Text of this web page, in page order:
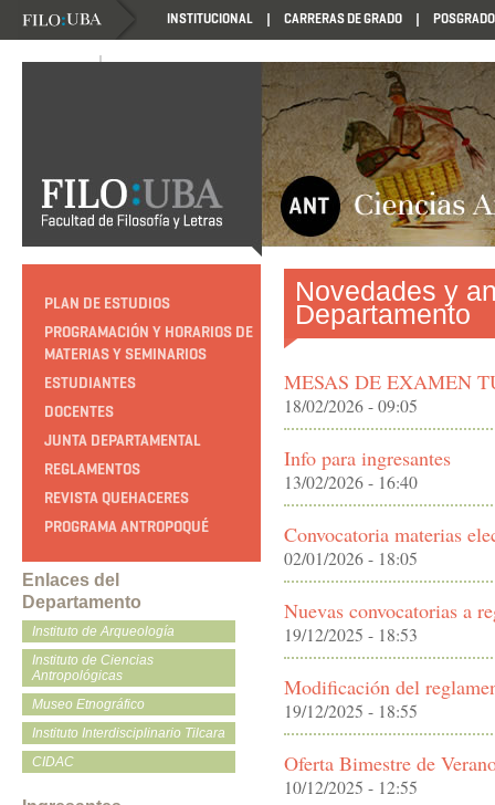
INSTITUCIONAL CARRERAS DE GRADO POSGRADO
NOVEDADES NOVEDADES
PLAN DE ESTUDIOS
PROGRAMACIÓN Y HORARIOS DE
MATERIAS Y SEMINARIOS
ESTUDIANTES
DOCENTES
JUNTA DEPARTAMENTAL
REGLAMENTOS
REVISTA QUEHACERES
PROGRAMA ANTROPOQUÉ
Enlaces del
Departamento
Instituto de Arqueología
Instituto de Ciencias
Antropológicas
Museo Etnográfico
Instituto Interdisciplinario Tilcara
CIDAC
Novedades y
Departamento
MESAS DE EXAMEN
18/02/2026 - 09:05
Info para ingresantes
13/02/2026 - 16:40
Convocatoria materias
02/01/2026 - 18:05
Nuevas convocatorias a
19/12/2025 - 18:53
Modificación del
19/12/2025 - 18:55
Oferta Bimestre de
10/12/2025 - 12:55